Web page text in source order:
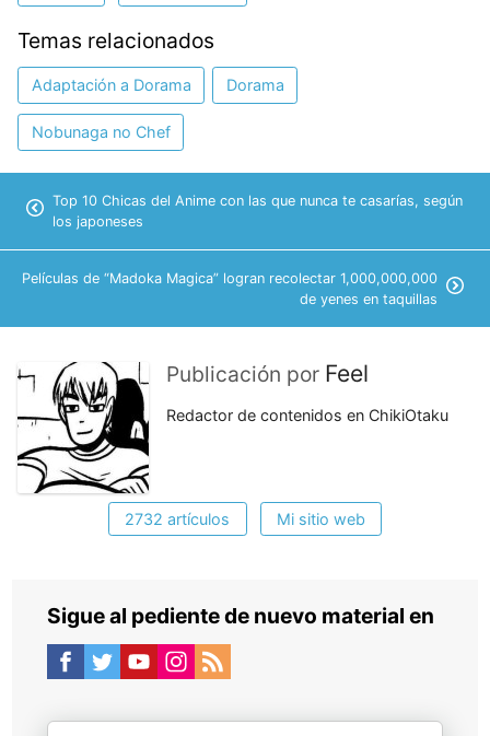
Temas relacionados
Adaptación a Dorama Dorama
Nobunaga no Chef
Top 10 Chicas del Anime con las que nunca te casarías, según
los japoneses
Películas de “Madoka Magica” logran recolectar 1,000,000,000
de yenes en taquillas
Publicación por Feel
Redactor de contenidos en ChikiOtaku
2732 artículos Mi sitio web
Sigue al pediente de nuevo material en